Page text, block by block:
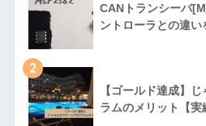
CANトランシーバ
ントローラとの違い
2
【ゴールド達成】
ラムのメリット【実